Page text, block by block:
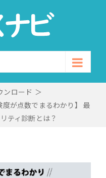
ンロード ＞
度が点数でまるわかり】 最
ティ診断とは？